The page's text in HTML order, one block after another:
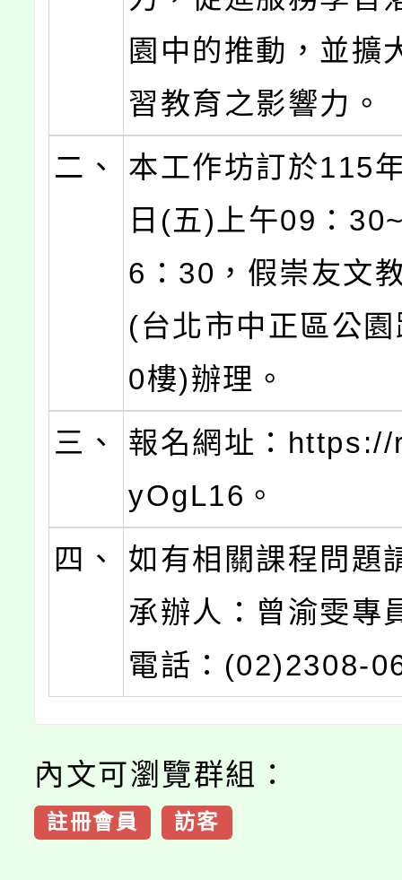
園中的推動，並擴
習教育之影響力。
二、
本工作坊訂於115
日(五)上午09：
6：30，假崇友文
(台北市中正區公
0樓)辦理。
三、
報名網址：
yOgL16。
四、
如有相關課程問題
承辦人：曾渝雯專
電話：(02)2308-
內文可瀏覽群組：
註冊會員 訪客